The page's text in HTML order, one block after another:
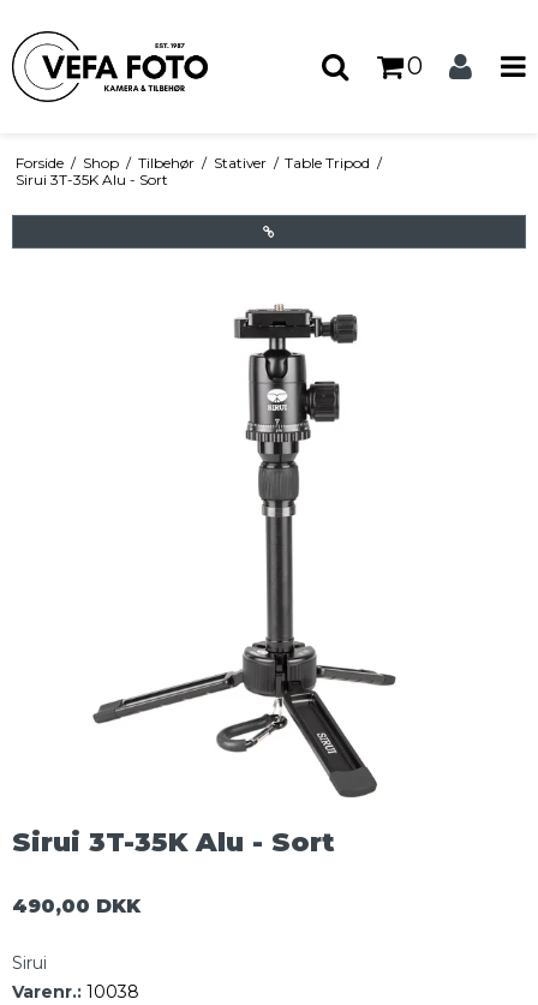
0
Forside / Shop / Tilbehør / Stativer / Table Tripod /
Sirui 3T-35K Alu - Sort
Sirui 3T-35K Alu - Sort
490,00 DKK
Sirui
Varenr.: 10038